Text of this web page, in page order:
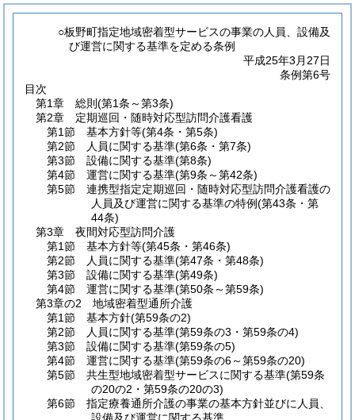
○板野町指定地域密着型サービスの事業の人員、設備及
び運営に関する基準を定める条例
平成25年3月27日
条例第6号
目次
第1章
総則 (第1条～第3条)
第2章
定期巡回・随時対応型訪問介護看護
第1節
基本方針等(第4条・第5条)
第2節
人員に関する基準(第6条・第7条)
第3節
設備に関する基準(第8条)
第4節
運営に関する基準(第9条～第42条)
第5節
連携型指定定期巡回・随時対応型訪問介護看護の
人員及び運営に関する基準の特例(第43条・第
44条)
第3章
夜間対応型訪問介護
第1節
基本方針等(第45条・第46条)
第2節
人員に関する基準(第47条・第48条)
第3節
設備に関する基準(第49条)
第4節
運営に関する基準(第50条～第59条)
第3章の2
地域密着型通所介護
第1節
基本方針(第59条の2)
第2節
人員に関する基準(第59条の3・第59条の4)
第3節
設備に関する基準(第59条の5)
第4節
運営に関する基準(第59条の6～第59条の20)
第5節
共生型地域密着型サービスに関する基準(第59条
の20の2・第59条の20の3)
第6節
指定療養通所介護の事業の基本方針並びに人員、